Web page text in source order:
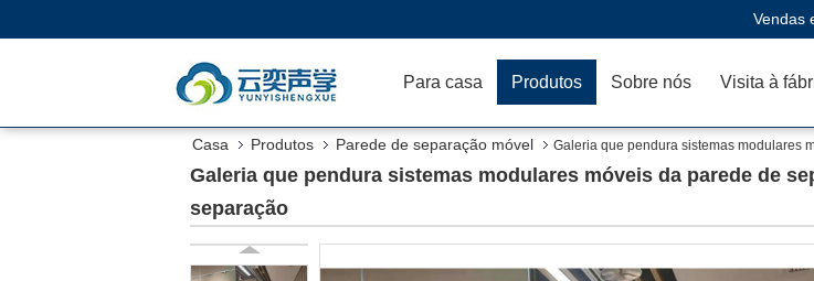
Vendas
Para casa Produtos Sobre nós Visita à
Casa Produtos Parede de separação móvel Galeria que pendura sistemas modulares
Galeria que pendura sistemas modulares móveis da parede de
separação